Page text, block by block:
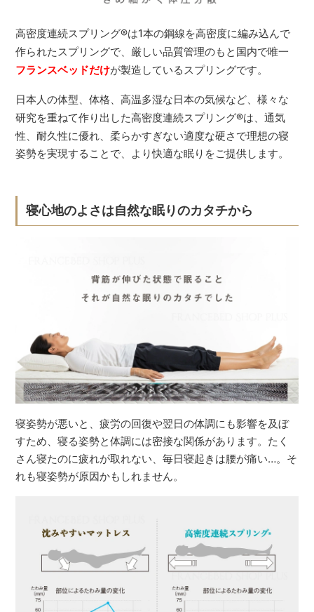
高密度連続スプリング®は1本の鋼線を高密度に編み込んで
作られたスプリングで、厳しい品質管理のもと国内で唯一
フランスベッドだけが製造しているスプリングです。
日本人の体型、体格、高温多湿な日本の気候など、様々な
研究を重ねて作り出した高密度連続スプリング®は、通気
性、耐久性に優れ、柔らかすぎない適度な硬さで理想の寝
姿勢を実現することで、より快適な眠りをご提供します。
寝心地のよさは自然な眠りのカタチから
寝姿勢が悪いと、疲労の回復や翌日の体調にも影響を及ぼ
すため、寝る姿勢と体調には密接な関係があります。たく
さん寝たのに疲れが取れない、毎日寝起きは腰が痛い…。そ
れも寝姿勢が原因かもしれません。